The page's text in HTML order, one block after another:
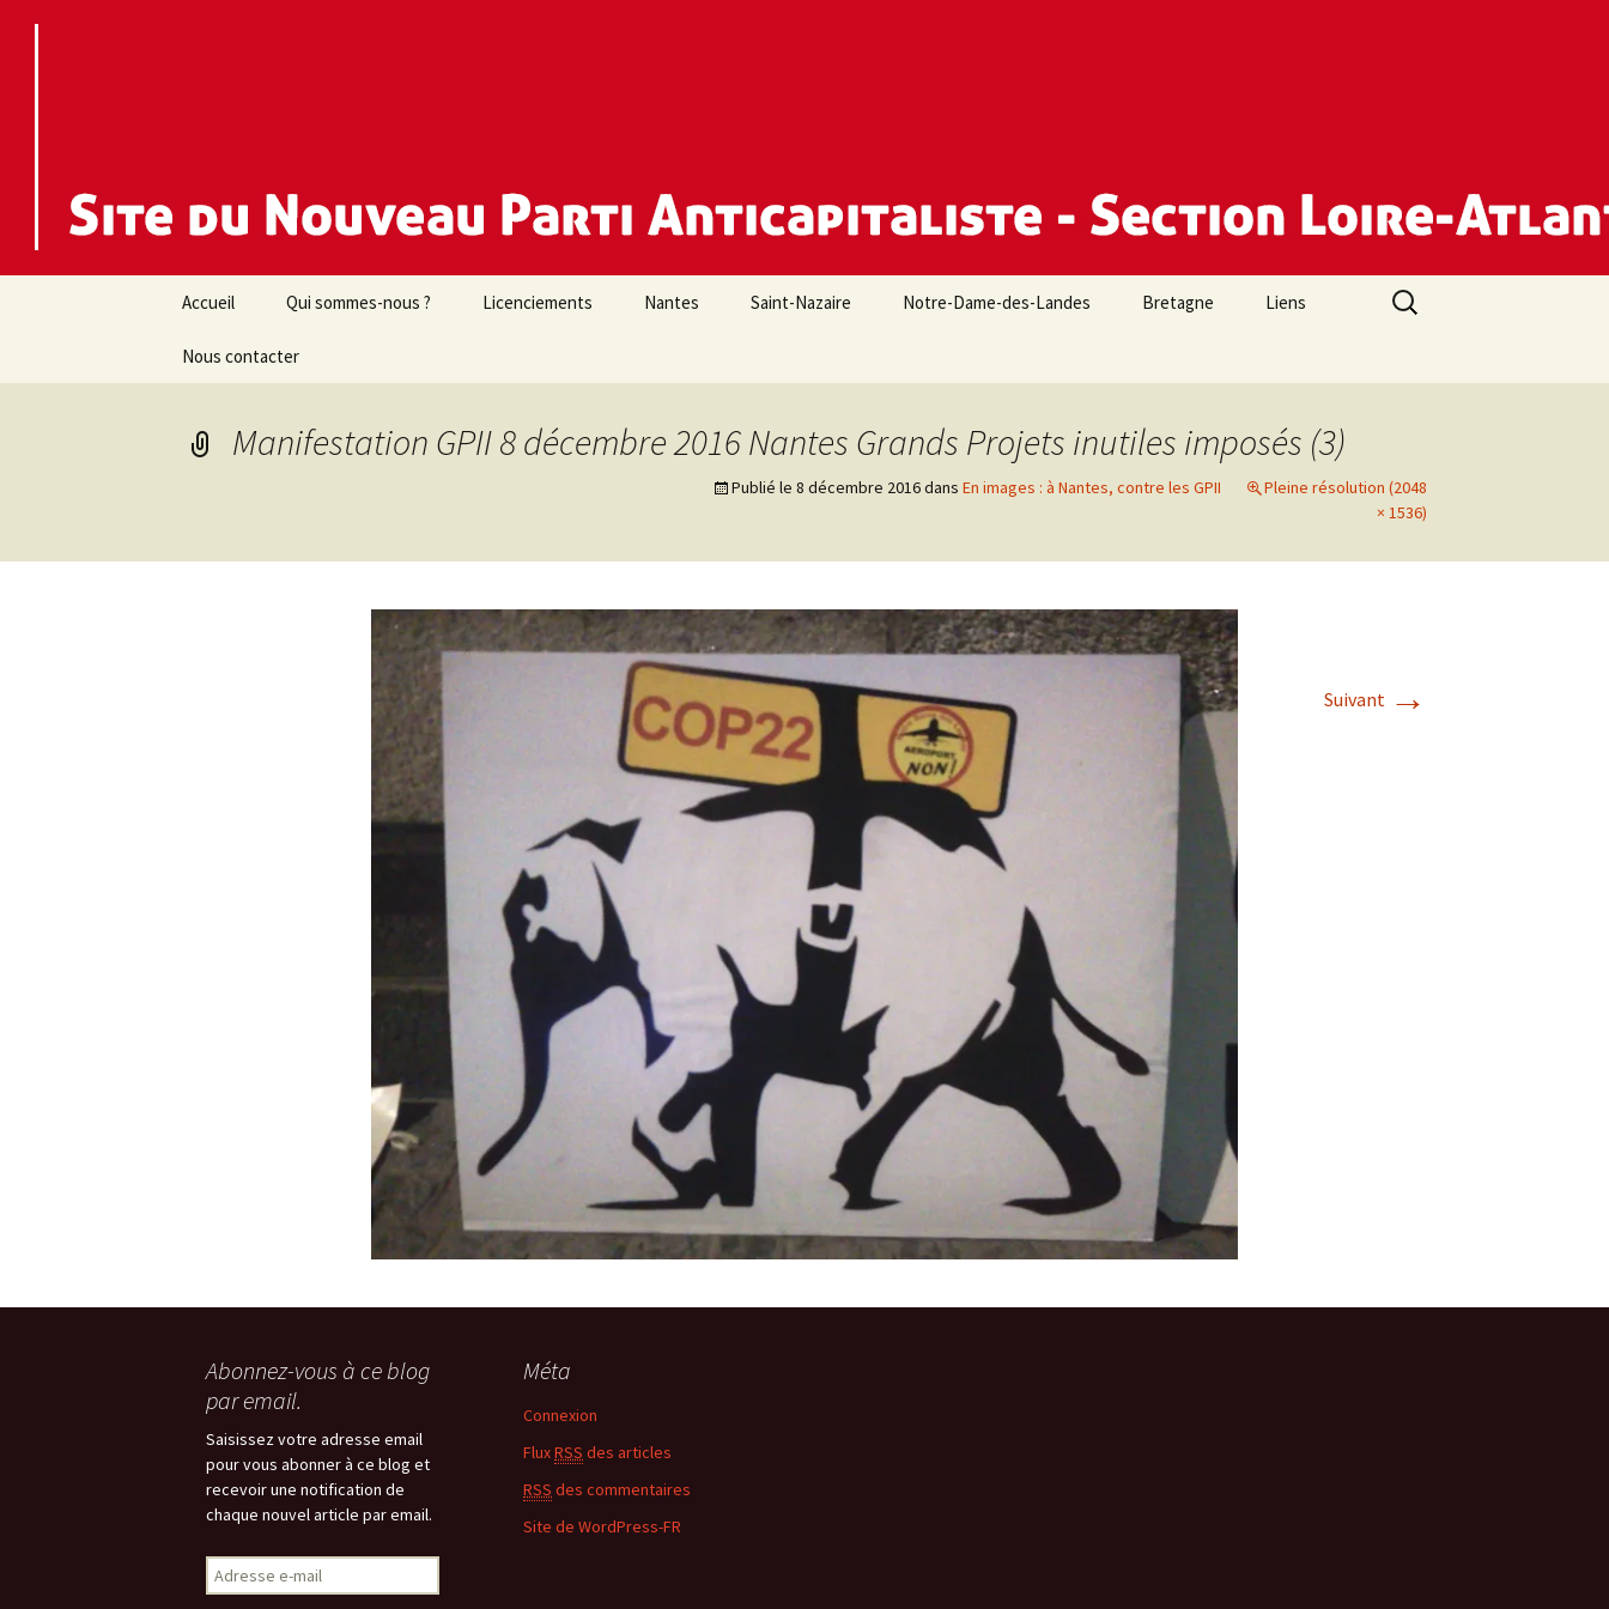
contenu
Accueil Qui sommes-nous ? Licenciements Nantes Saint-Nazaire Notre-Dame-des-Landes Bretagne Liens
Nous contacter
Rechercher :
Manifestation GPII 8 décembre 2016 Nantes Grands Projets inutiles imposés (3)
Publié le 8 décembre 2016dans En images : à Nantes, contre les GPII
Pleine résolution (2048
× 1536)
Suivant →
Abonnez-vous à ce blog
par email.
Saisissez votre adresse email
pour vous abonner à ce blog et
recevoir une notification de
chaque nouvel article par email.
Adresse
e-
Méta
Connexion
FluxRSS des articles
RSS des commentaires
Site de WordPress-FR